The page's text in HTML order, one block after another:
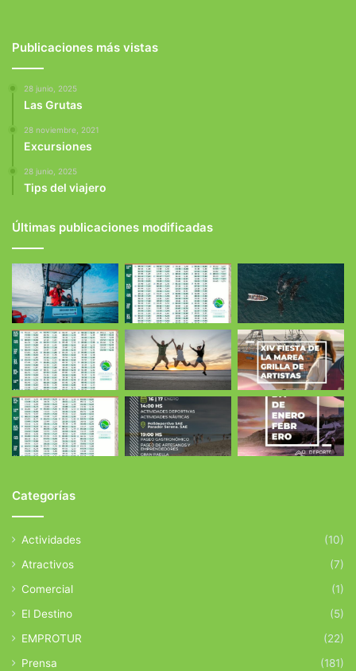
Publicaciones más vistas
28 junio, 2025
Las Grutas
28 noviembre, 2021
Excursiones
28 junio, 2025
Tips del viajero
Últimas publicaciones modificadas
Categorías
Actividades
(10)
Atractivos
(7)
Comercial
(1)
El Destino
(5)
EMPROTUR
(22)
Prensa
(181)